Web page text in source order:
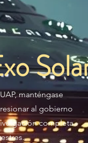
manténgase
al gobierno
completa